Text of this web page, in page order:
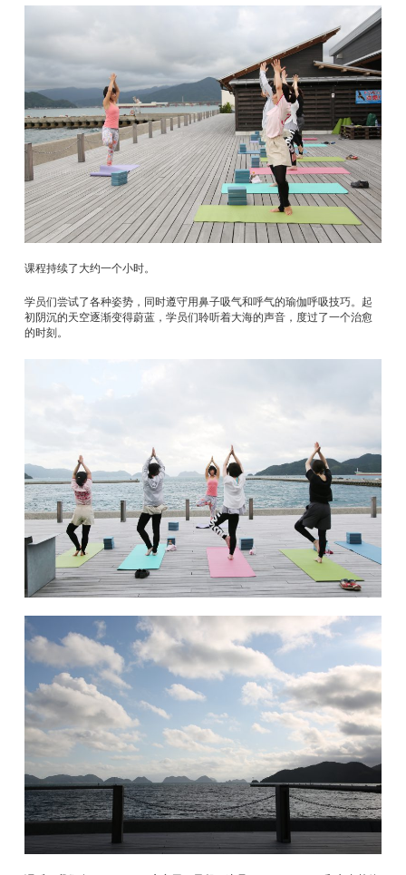
课程持续了大约一个小时。
学员们尝试了各种姿势，同时遵守用鼻子吸气和呼气的瑜伽呼吸技巧。起
初阴沉的天空逐渐变得蔚蓝，学员们聆听着大海的声音，度过了一个治愈
的时刻。